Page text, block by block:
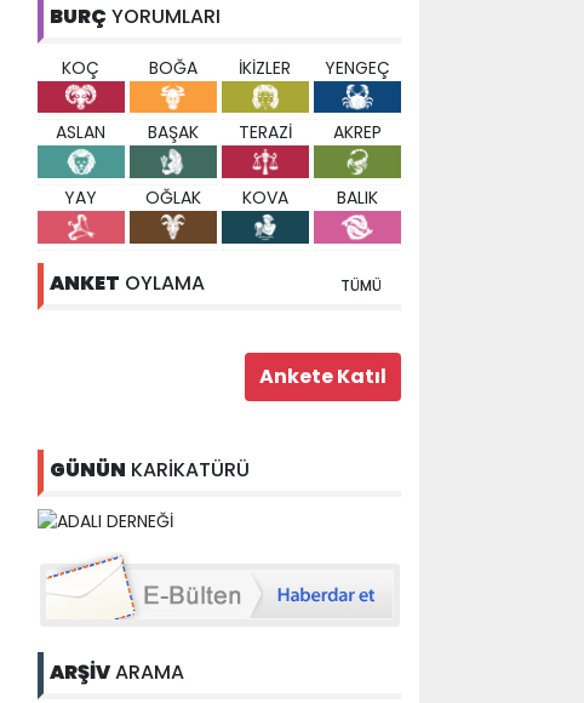
BURÇ YORUMLARI
KOÇ BOĞA İKİZLER YENGEÇ
ASLAN BAŞAK TERAZİ AKREP
YAY OĞLAK KOVA BALIK
ANKET OYLAMA TÜMÜ
GÜNÜN KARİKATÜRÜ
ARŞİVARAMA